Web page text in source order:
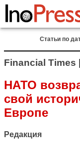
Статьи по
Financial Times |
НАТО
свой
Европе
Редакция